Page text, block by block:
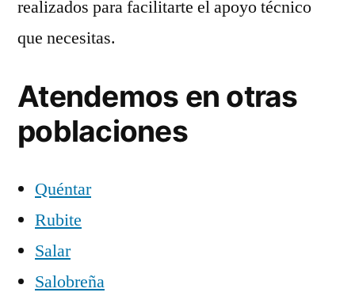
realizados para facilitarte el apoyo técnico
que necesitas.
Atendemos en otras
poblaciones
Quéntar
Rubite
Salar
Salobreña